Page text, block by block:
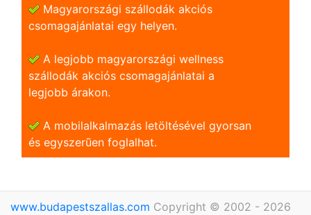
Magyarországi szállodák akciós
csomagajánlatai egy helyen.
A legjobb magyarországi wellness
szállodák akciós csomagajánlatai a
legjobb árakon.
A mobilalkalmazás letöltésével gyorsan
és egyszerũen foglalhat.
www.budapestszallas.com Copyright © 2002 - 2026